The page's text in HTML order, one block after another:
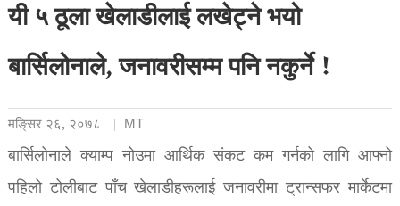
यी ५ ठूला खेलाडीलाई लखेट्ने भयो
बार्सिलोनाले, जनावरीसम्म पनि नकुर्ने !
मङि्सर २६, २०७८ MT
बार्सिलोनाले क्याम्प नोउमा आर्थिक संकट कम गर्नको लागि आफ्नो
पहिलो टोलीबाट पाँच खेलाडीहरूलाई जनावरीमा ट्रान्सफर मार्केटमा